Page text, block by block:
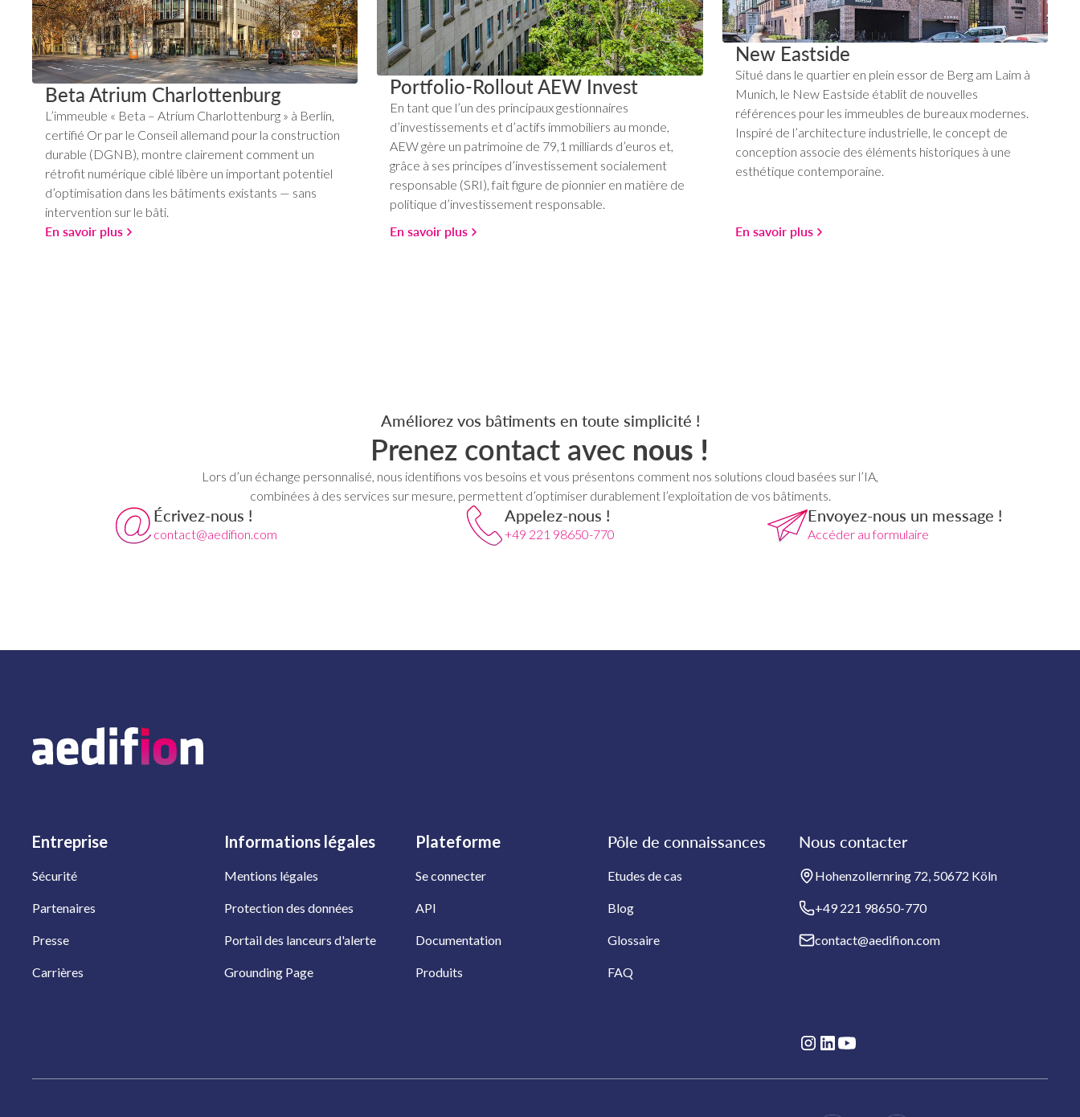
Beta Atrium Charlottenburg
L’immeuble « Beta – Atrium Charlottenburg » à Berlin,
certifié Or par le Conseil allemand pour la construction
durable (DGNB), montre clairement comment un
rétrofit numérique ciblé libère un important potentiel
d’optimisation dans les bâtiments existants — sans
intervention sur le bâti.
En savoir plus
Portfolio-Rollout AEW Invest
En tant que l’un des principaux gestionnaires
d’investissements et d’actifs immobiliers au monde,
AEW gère un patrimoine de 79,1 milliards d’euros et,
grâce à ses principes d’investissement socialement
responsable (SRI), fait figure de pionnier en matière de
politique d’investissement responsable.
En savoir plus
New Eastside
Situé dans le quartier en plein essor de Berg am Laim à
Munich, le New Eastside établit de nouvelles
références pour les immeubles de bureaux modernes.
Inspiré de l’architecture industrielle, le concept de
conception associe des éléments historiques à une
esthétique contemporaine.
En savoir plus
Améliorez vos bâtiments en toute simplicité !
Prenez contact avec nous !
Lors d’un échange personnalisé, nous identifions vos besoins et vous présentons comment nos solutions cloud basées sur l’IA,
combinées à des services sur mesure, permettent d’optimiser durablement l’exploitation de vos bâtiments.
Écrivez-nous !
contact@aedifion.com
Appelez-nous !
+49 221 98650-770
Envoyez-nous un message !
Accéder au formulaire
Entreprise
Sécurité
Partenaires
Presse
Carrières
Informations légales
Mentions légales
Protection des données
Portail des lanceurs d'alerte
Grounding Page
Plateforme
Se connecter
API
Documentation
Produits
Pôle de connaissances
Etudes de cas
Blog
Glossaire
FAQ
Nous contacter
Hohenzollernring 72, 50672 Köln
+49 221 98650-770
contact@aedifion.com